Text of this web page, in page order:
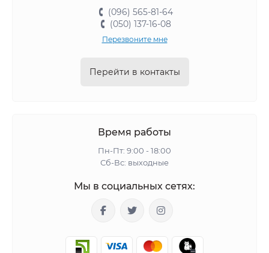
(096) 565-81-64
(050) 137-16-08
Перезвоните мне
Перейти в контакты
Время работы
Пн-Пт: 9:00 - 18:00
Сб-Вс: выходные
Мы в социальных сетях: